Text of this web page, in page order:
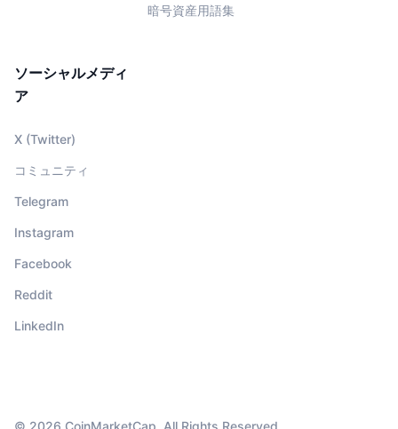
暗号資産用語集
ソーシャルメディ
ア
X (Twitter)
コミュニティ
Telegram
Instagram
Facebook
Reddit
LinkedIn
© 2026 CoinMarketCap. All Rights Reserved.